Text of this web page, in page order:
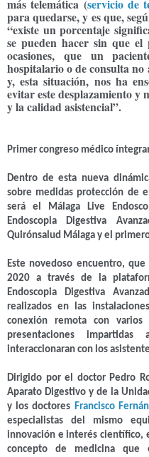
más telemática (servicio de
para quedarse, y es que,
“existe un porcentaje
se pueden hacer sin que el
ocasiones, que un
hospitalario o de consulta
y, esta situación, nos ha
evitar este desplazamiento y
y la calidad asistencial”.
Primer congreso médico
Dentro de esta nueva
sobre medidas protección de
será el
Málaga Live
Endoscopia Digestiva
Quirónsalud Málaga y el
Este novedoso encuentro,
2020 a través de la
Endoscopia Digestiva
realizados en las
conexión remota con
presentaciones
interaccionaran con los
Dirigido por el doctor Pedro
Aparato Digestivo y de la
y los doctores Francisco
especialistas del mismo
innovación e interés científico,
concepto de medicina que